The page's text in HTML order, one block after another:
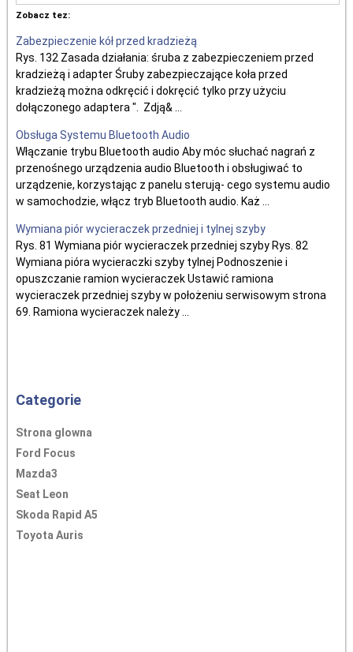
Zobacz tez:
Zabezpieczenie kół przed kradzieżą
Rys. 132 Zasada działania: śruba z zabezpieczeniem przed
kradzieżą i adapter Śruby zabezpieczające koła przed
kradzieżą można odkręcić i dokręcić tylko przy użyciu
dołączonego adaptera ". Zdją& ...
Obsługa Systemu Bluetooth Audio
Włączanie trybu Bluetooth audio Aby móc słuchać nagrań z
przenośnego urządzenia audio Bluetooth i obsługiwać to
urządzenie, korzystając z panelu sterują- cego systemu audio
w samochodzie, włącz tryb Bluetooth audio. Każ ...
Wymiana piór wycieraczek przedniej i tylnej szyby
Rys. 81 Wymiana piór wycieraczek przedniej szyby Rys. 82
Wymiana pióra wycieraczki szyby tylnej Podnoszenie i
opuszczanie ramion wycieraczek Ustawić ramiona
wycieraczek przedniej szyby w położeniu serwisowym strona
69. Ramiona wycieraczek należy ...
Categorie
Strona glowna
Ford Focus
Mazda3
Seat Leon
Skoda Rapid A5
Toyota Auris